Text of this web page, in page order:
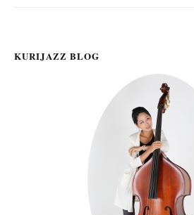
KURIJAZZ BLOG